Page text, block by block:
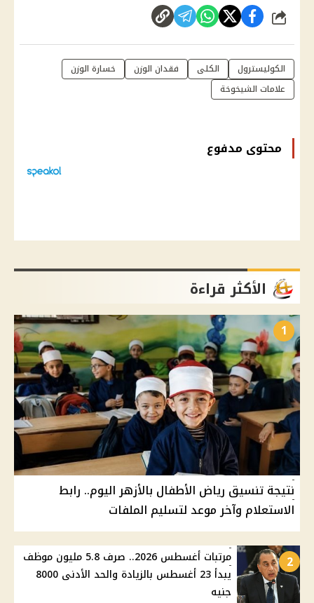
شارك
الكوليسترول الكلى فقدان الوزن
خسارة الوزن
علامات الشيخوخة
محتوى مدفوع
الأكثر قراءة
1
نتيجة تنسيق رياض الأطفال بالأزهر اليوم.. رابط
الاستعلام وآخر موعد لتسليم الملفات
2
مرتبات أغسطس 2026.. صرف 5.8 مليون موظف
يبدأ 23 أغسطس بالزيادة والحد الأدنى 8000
جنيه